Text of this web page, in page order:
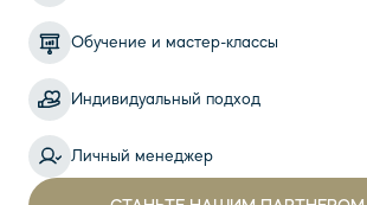
Обучение и мастер-классы
Индивидуальный подход
Личный менеджер